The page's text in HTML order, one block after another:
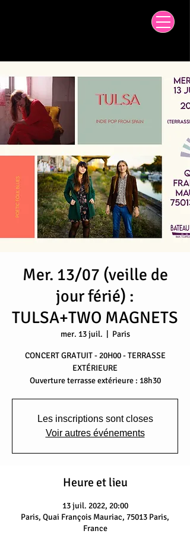
Mer. 13/07 (veille de
jour férié) :
TULSA+TWO MAGNETS
mer. 13 juil.
  |
Paris
CONCERT GRATUIT - 20H00 - TERRASSE
EXTÉRIEURE
Ouverture terrasse extérieure : 18h30
Les inscriptions sont closes
Voir autres événements
Heure et lieu
13 juil. 2022, 20:00
Paris, Quai François Mauriac, 75013 Paris,
France